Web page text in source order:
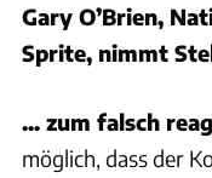
Gary O’Brien,
Sprite, nimmt
... zum falsch
möglich, dass der